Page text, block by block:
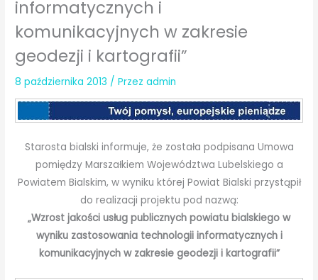
informatycznych i
komunikacyjnych w zakresie
geodezji i kartografii”
8 października 2013 / Przezadmin
Starosta bialski informuje, że została podpisana Umowa
pomiędzy Marszałkiem Województwa Lubelskiego a
Powiatem Bialskim, w wyniku której Powiat Bialski przystąpił
do realizacji projektu pod nazwą:
„Wzrost jakości usług publicznych powiatu bialskiego w
wyniku zastosowania technologii informatycznych i
komunikacyjnych w zakresie geodezji i kartografii”